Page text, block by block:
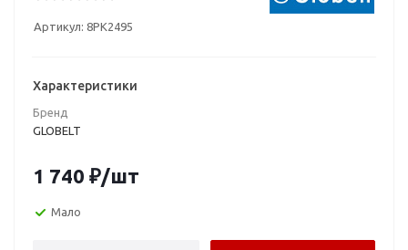
Артикул: 8PK2495
Характеристики
Бренд
GLOBELT
1 740 ₽/шт
Мало